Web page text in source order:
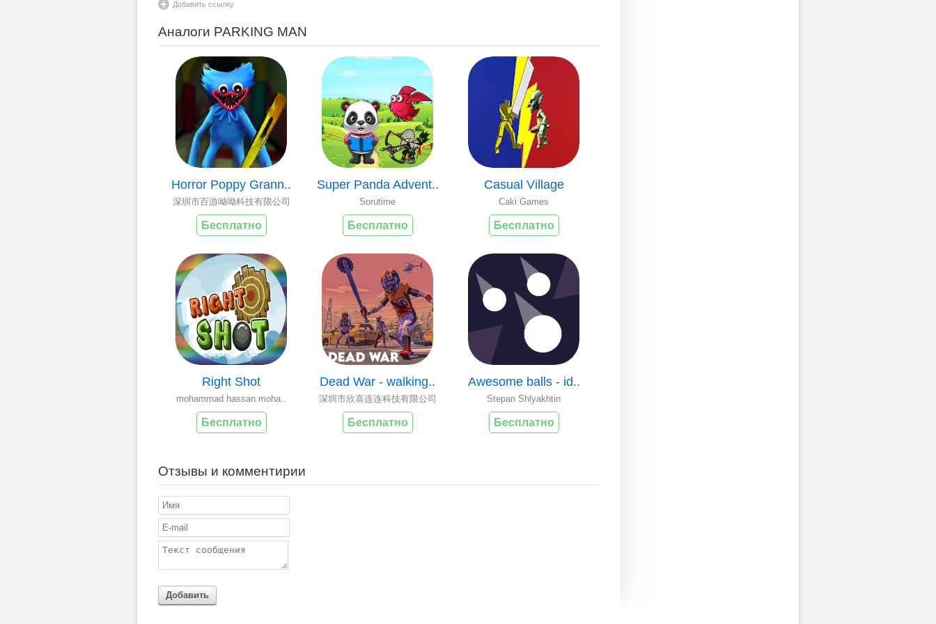
Добавить ссылку
Аналоги PARKING MAN
Horror Poppy Grann..
深圳市百游呦呦科技有限公司
Бесплатно
Super Panda Advent..
Sorutime
Бесплатно
Casual Village
Caki Games
Бесплатно
Right Shot
mohammad hassan moha..
Бесплатно
Dead War - walking..
深圳市欣喜连连科技有限公司
Бесплатно
Awesome balls - id..
Stepan Shlyakhtin
Бесплатно
Отзывы и комментирии
Добавить